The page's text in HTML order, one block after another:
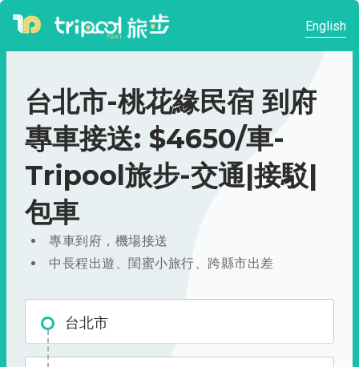
English
台北市-桃花緣民宿 到府
專車接送: $4650/車-
Tripool旅步-交通|接駁|
包車
專車到府，機場接送
中長程出遊、閨蜜小旅行、跨縣市出差
台北市